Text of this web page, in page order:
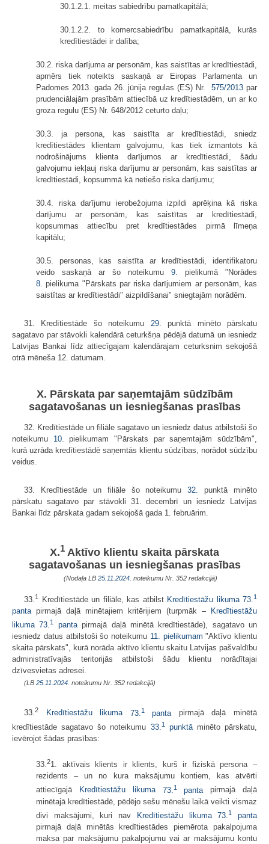
30.1.2.1. meitas sabiedrību pamatkapitālā;
30.1.2.2. to komercsabiedrību pamatkapitālā, kurās
kredītiestādei ir dalība;
30.2. riska darījuma ar personām, kas saistītas ar kredītiestādi,
apmērs tiek noteikts saskaņā ar Eiropas Parlamenta un
Padomes 2013. gada 26. jūnija regulas (ES) Nr. 575/2013 par
prudenciālajām prasībām attiecībā uz kredītiestādēm, un ar ko
groza regulu (ES) Nr. 648/2012 ceturto daļu;
30.3. ja persona, kas saistīta ar kredītiestādi, sniedz
kredītiestādes klientam galvojumu, kas tiek izmantots kā
nodrošinājums klienta darījumos ar kredītiestādi, šādu
galvojumu iekļauj riska darījumu ar personām, kas saistītas ar
kredītiestādi, kopsummā kā netiešo riska darījumu;
30.4. riska darījumu ierobežojuma izpildi aprēķina kā riska
darījumu ar personām, kas saistītas ar kredītiestādi,
kopsummas attiecību pret kredītiestādes pirmā līmeņa
kapitālu;
30.5. personas, kas saistīta ar kredītiestādi, identifikatoru
veido saskaņā ar šo noteikumu 9. pielikumā "Norādes
8. pielikuma "Pārskats par riska darījumiem ar personām, kas
saistītas ar kredītiestādi" aizpildīšanai" sniegtajām norādēm.
31. Kredītiestāde šo noteikumu 29. punktā minēto pārskatu
sagatavo par stāvokli kalendārā ceturkšņa pēdējā datumā un iesniedz
Latvijas Bankai līdz attiecīgajam kalendārajam ceturksnim sekojošā
otrā mēneša 12. datumam.
X. Pārskata par saņemtajām sūdzībām
sagatavošanas un iesniegšanas prasības
32. Kredītiestāde un filiāle sagatavo un iesniedz datus atbilstoši šo
noteikumu 10. pielikumam "Pārskats par saņemtajām sūdzībām",
kurā uzrāda kredītiestādē saņemtās klientu sūdzības, norādot sūdzību
veidus.
33. Kredītiestāde un filiāle šo noteikumu32. punktā minēto
pārskatu sagatavo par stāvokli 31. decembrī un iesniedz Latvijas
Bankai līdz pārskata gadam sekojošā gada 1. februārim.
X.1 Aktīvo klientu skaita pārskata
sagatavošanas un iesniegšanas prasības
(Nodaļa LB 25.11.2024. noteikumu Nr. 352 redakcijā)
33.1 Kredītiestāde un filiāle, kas atbilst Kredītiestāžu likuma 73.1
pantapirmajā daļā minētajiem kritērijiem (turpmāk – Kredītiestāžu
likuma 73.1 pantapirmajā daļā minētā kredītiestāde), sagatavo un
iesniedz datus atbilstoši šo noteikumu 11. pielikumam "Aktīvo klientu
skaita pārskats", kurā norāda aktīvo klientu skaitu Latvijas pašvaldību
administratīvajās teritorijās atbilstoši šādu klientu norādītajai
dzīvesvietas adresei.
(LB 25.11.2024. noteikumu Nr. 352 redakcijā)
33.2 Kredītiestāžu likuma 73. 1panta pirmajā daļā minētā
kredītiestāde sagatavo šo noteikumu 33.1punktāminēto pārskatu,
ievērojot šādas prasības:
33.21. aktīvais klients ir klients, kurš ir fiziskā persona –
rezidents – un no kura maksājumu kontiem, kas atvērti
attiecīgajā
Kredītiestāžu likuma 73. 1panta pirmajā daļā
minētajā kredītiestādē, pēdējo sešu mēnešu laikā veikti vismaz
divi maksājumi, kuri nav
Kredītiestāžu likuma 73.1
panta
pirmajā daļā minētās kredītiestādes piemērota pakalpojuma
maksa par maksājumu pakalpojumu vai ar maksājumu kontu